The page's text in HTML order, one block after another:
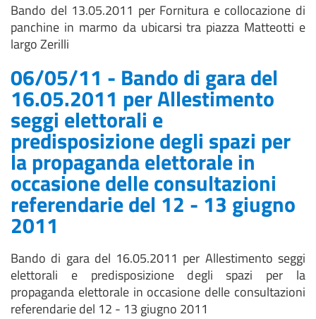
Bando del 13.05.2011 per Fornitura e collocazione di
panchine in marmo da ubicarsi tra piazza Matteotti e
largo Zerilli
06/05/11 - Bando di gara del
16.05.2011 per Allestimento
seggi elettorali e
predisposizione degli spazi per
la propaganda elettorale in
occasione delle consultazioni
referendarie del 12 - 13 giugno
2011
Bando di gara del 16.05.2011 per Allestimento seggi
elettorali e predisposizione degli spazi per la
propaganda elettorale in occasione delle consultazioni
referendarie del 12 - 13 giugno 2011